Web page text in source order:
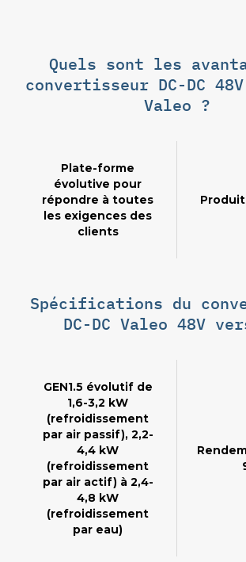
Quels sont les
convertisseur DC-DC
Valeo ?
Plate-forme
évolutive pour
répondre à toutes
les exigences des
clients
Spécifications du
DC-DC Valeo 48V
GEN1.5 évolutif de
1,6-3,2 kW
(refroidissement
par air passif), 2,2-
4,4 kW
(refroidissement
par air actif) à 2,4-
4,8 kW
(refroidissement
par eau)